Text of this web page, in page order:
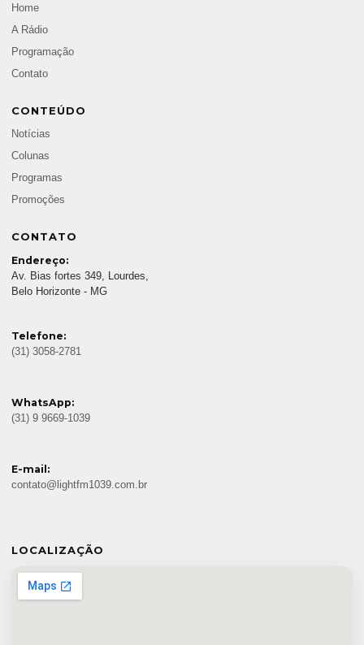
Home
A Rádio
Programação
Contato
CONTEÚDO
Notícias
Colunas
Programas
Promoções
CONTATO
Endereço:
Av. Bias fortes 349, Lourdes,
Belo Horizonte - MG
Telefone:
(31) 3058-2781
WhatsApp:
(31) 9 9669-1039
E-mail:
contato@lightfm1039.com.br
LOCALIZAÇÃO